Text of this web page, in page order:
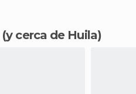
(y cerca de Huila)